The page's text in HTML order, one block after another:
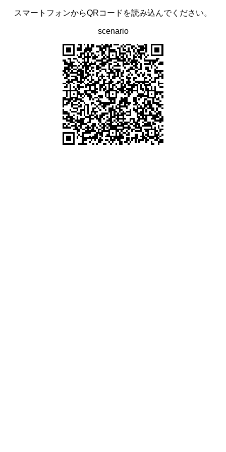
スマートフォンからQRコードを読み込んでください。
scenario